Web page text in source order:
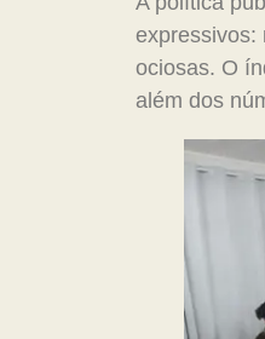
expressivos:
ociosas. O
além dos